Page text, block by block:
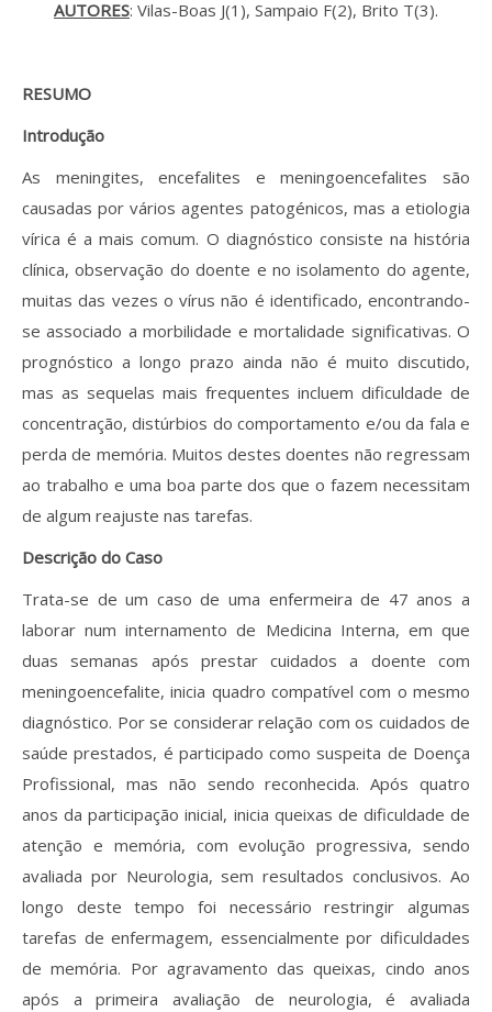
Candidatura a revisor
Contatos
Informações adicionais
Estatísticas da Revista
Ficha técnica
AUTORES: Vilas-Boas J(1), Sampaio F(2), Brito T(3).
RESUMO
Introdução
As meningites, encefalites e meningoencefalites são
causadas por vários agentes patogénicos, mas a etiologia
vírica é a mais comum. O diagnóstico consiste na história
clínica, observação do doente e no isolamento do agente,
muitas das vezes o vírus não é identificado, encontrando-
se associado a morbilidade e mortalidade significativas. O
prognóstico a longo prazo ainda não é muito discutido,
mas as sequelas mais frequentes incluem dificuldade de
concentração, distúrbios do comportamento e/ou da fala e
perda de memória. Muitos destes doentes não regressam
ao trabalho e uma boa parte dos que o fazem necessitam
de algum reajuste nas tarefas.
Descrição do Caso
Trata-se de um caso de uma enfermeira de 47 anos a
laborar num internamento de Medicina Interna, em que
duas semanas após prestar cuidados a doente com
meningoencefalite, inicia quadro compatível com o mesmo
diagnóstico. Por se considerar relação com os cuidados de
saúde prestados, é participado como suspeita de Doença
Profissional, mas não sendo reconhecida. Após quatro
anos da participação inicial, inicia queixas de dificuldade de
atenção e memória, com evolução progressiva, sendo
avaliada por Neurologia, sem resultados conclusivos. Ao
longo deste tempo foi necessário restringir algumas
tarefas de enfermagem, essencialmente por dificuldades
de memória. Por agravamento das queixas, cindo anos
após a primeira avaliação de neurologia, é avaliada